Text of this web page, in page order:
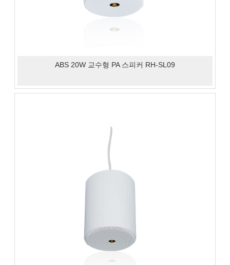
ABS 20W 교수형 PA 스피커 RH-SL09